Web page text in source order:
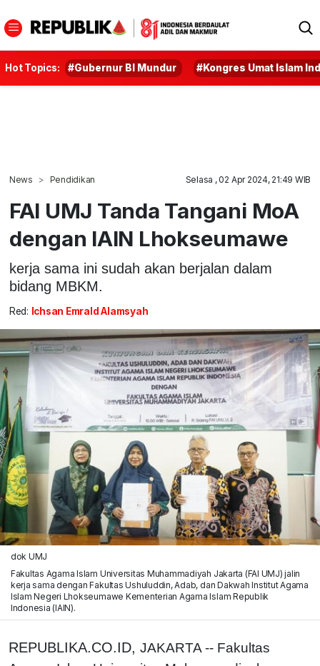
Hot Topics: #Gubernur BI Mundur #Kongres Umat Islam
News Pendidikan Selasa , 02 Apr 2024, 21:49 WIB
FAI UMJ Tanda Tangani MoA
dengan IAIN Lhokseumawe
kerja sama ini sudah akan berjalan dalam
bidang MBKM.
Red: Ichsan Emrald Alamsyah
dok UMJ
Fakultas Agama Islam Universitas Muhammadiyah Jakarta (FAI UMJ) jalin
kerja sama dengan Fakultas Ushuluddin, Adab, dan Dakwah Institut Agama
Islam Negeri Lhokseumawe Kementerian Agama Islam Republik
Indonesia (IAIN).
REPUBLIKA.CO.ID, JAKARTA -- Fakultas